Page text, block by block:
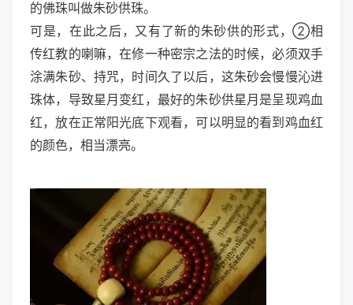
的佛珠叫做朱砂供珠。
可是，在此之后，又有了新的朱砂供的形式，②相
传红教的喇嘛，在修一种密宗之法的时候，必须双手
涂满朱砂、持咒，时间久了以后，这朱砂会慢慢沁进
珠体，导致星月变红，最好的朱砂供星月是呈现鸡血
红，放在正常阳光底下观看，可以明显的看到鸡血红
的颜色，相当漂亮。